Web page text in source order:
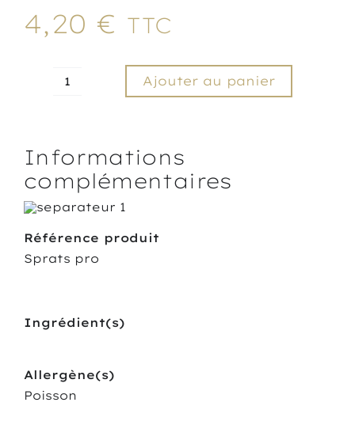
Actualités
4,20 € TTC
quantité
la
provençale
Ajouter au panier
Informations
complémentaires
Référence produit
Sprats pro
Ingrédient(s)
Allergène(s)
Poisson